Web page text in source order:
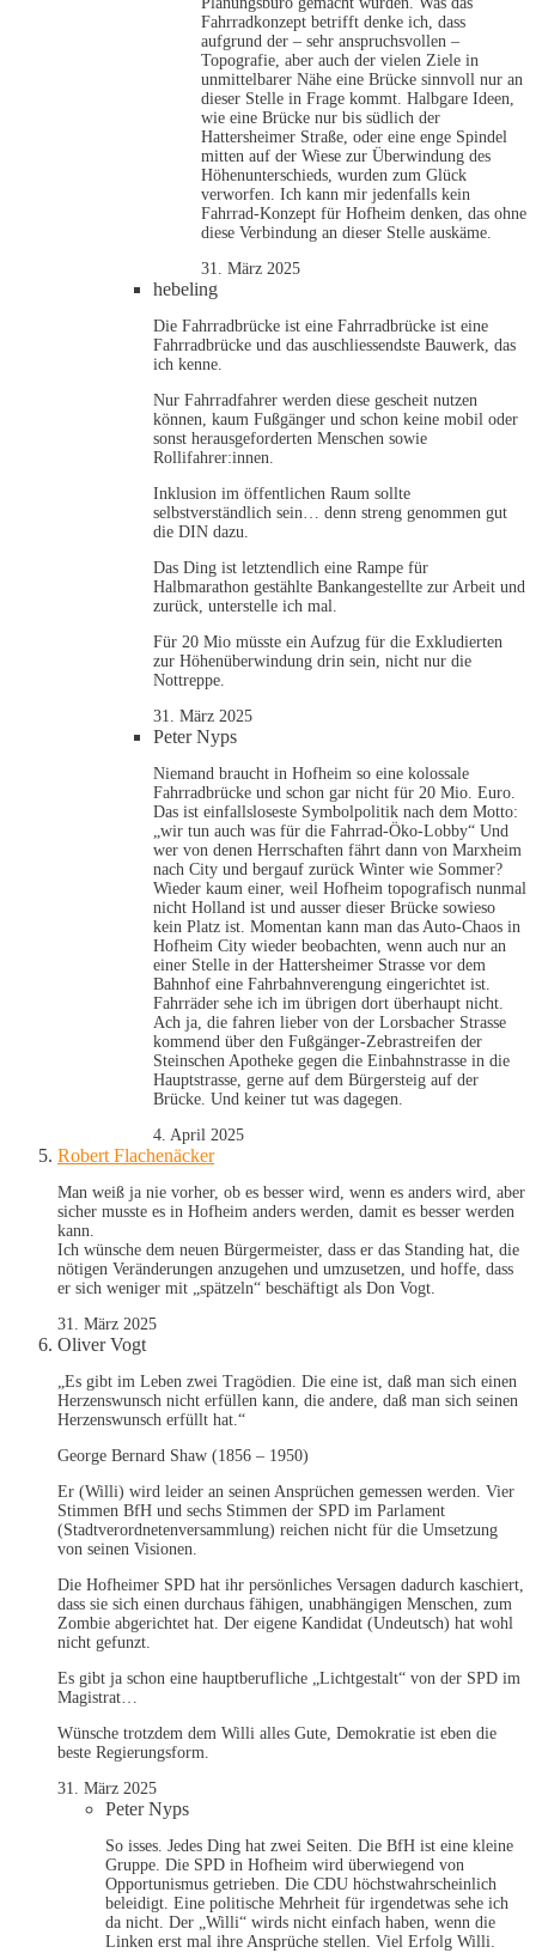
Fahrradkonzept betrifft denke ich, dass
aufgrund der – sehr anspruchsvollen –
Topografie, aber auch der vielen Ziele in
unmittelbarer Nähe eine Brücke sinnvoll nur an
dieser Stelle in Frage kommt. Halbgare Ideen,
wie eine Brücke nur bis südlich der
Hattersheimer Straße, oder eine enge Spindel
mitten auf der Wiese zur Überwindung des
Höhenunterschieds, wurden zum Glück
verworfen. Ich kann mir jedenfalls kein
Fahrrad-Konzept für Hofheim denken, das ohne
diese Verbindung an dieser Stelle auskäme.
31. März 2025
hebeling
Die Fahrradbrücke ist eine Fahrradbrücke ist eine
Fahrradbrücke und das auschliessendste Bauwerk, das
ich kenne.
Nur Fahrradfahrer werden diese gescheit nutzen
können, kaum Fußgänger und schon keine mobil oder
sonst herausgeforderten Menschen sowie
Rollifahrer:innen.
Inklusion im öffentlichen Raum sollte
selbstverständlich sein… denn streng genommen gut
die DIN dazu.
Das Ding ist letztendlich eine Rampe für
Halbmarathon gestählte Bankangestellte zur Arbeit und
zurück, unterstelle ich mal.
Für 20 Mio müsste ein Aufzug für die Exkludierten
zur Höhenüberwindung drin sein, nicht nur die
Nottreppe.
31. März 2025
Peter Nyps
Niemand braucht in Hofheim so eine kolossale
Fahrradbrücke und schon gar nicht für 20 Mio. Euro.
Das ist einfallsloseste Symbolpolitik nach dem Motto:
„wir tun auch was für die Fahrrad-Öko-Lobby“ Und
wer von denen Herrschaften fährt dann von Marxheim
nach City und bergauf zurück Winter wie Sommer?
Wieder kaum einer, weil Hofheim topografisch nunmal
nicht Holland ist und ausser dieser Brücke sowieso
kein Platz ist. Momentan kann man das Auto-Chaos in
Hofheim City wieder beobachten, wenn auch nur an
einer Stelle in der Hattersheimer Strasse vor dem
Bahnhof eine Fahrbahnverengung eingerichtet ist.
Fahrräder sehe ich im übrigen dort überhaupt nicht.
Ach ja, die fahren lieber von der Lorsbacher Strasse
kommend über den Fußgänger-Zebrastreifen der
Steinschen Apotheke gegen die Einbahnstrasse in die
Hauptstrasse, gerne auf dem Bürgersteig auf der
Brücke. Und keiner tut was dagegen.
4. April 2025
Robert Flachenäcker
Man weiß ja nie vorher, ob es besser wird, wenn es anders wird, aber
sicher musste es in Hofheim anders werden, damit es besser werden
kann.
Ich wünsche dem neuen Bürgermeister, dass er das Standing hat, die
nötigen Veränderungen anzugehen und umzusetzen, und hoffe, dass
er sich weniger mit „spätzeln“ beschäftigt als Don Vogt.
31. März 2025
Oliver Vogt
„Es gibt im Leben zwei Tragödien. Die eine ist, daß man sich einen
Herzenswunsch nicht erfüllen kann, die andere, daß man sich seinen
Herzenswunsch erfüllt hat.“
George Bernard Shaw (1856 – 1950)
Er (Willi) wird leider an seinen Ansprüchen gemessen werden. Vier
Stimmen BfH und sechs Stimmen der SPD im Parlament
(Stadtverordnetenversammlung) reichen nicht für die Umsetzung
von seinen Visionen.
Die Hofheimer SPD hat ihr persönliches Versagen dadurch kaschiert,
dass sie sich einen durchaus fähigen, unabhängigen Menschen, zum
Zombie abgerichtet hat. Der eigene Kandidat (Undeutsch) hat wohl
nicht gefunzt.
Es gibt ja schon eine hauptberufliche „Lichtgestalt“ von der SPD im
Magistrat…
Wünsche trotzdem dem Willi alles Gute, Demokratie ist eben die
beste Regierungsform.
31. März 2025
Peter Nyps
So isses. Jedes Ding hat zwei Seiten. Die BfH ist eine kleine
Gruppe. Die SPD in Hofheim wird überwiegend von
Opportunismus getrieben. Die CDU höchstwahrscheinlich
beleidigt. Eine politische Mehrheit für irgendetwas sehe ich
da nicht. Der „Willi“ wirds nicht einfach haben, wenn die
Linken erst mal ihre Ansprüche stellen. Viel Erfolg Willi.